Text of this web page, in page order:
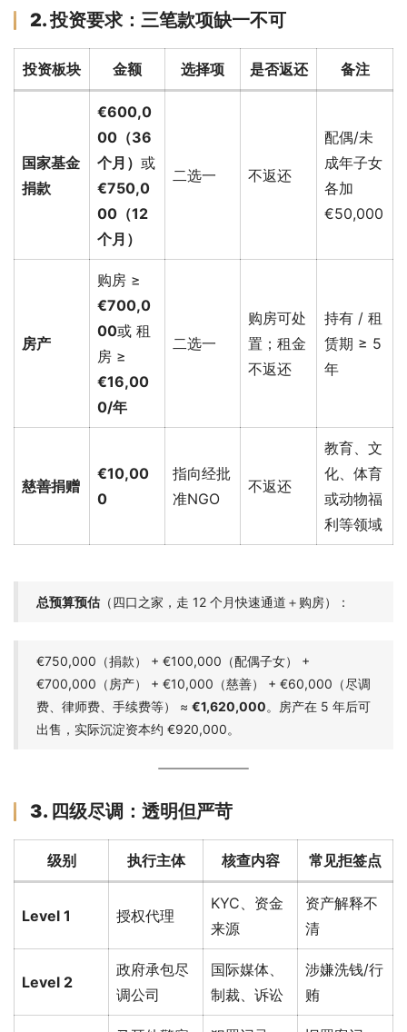
2. 投资要求：三笔款项缺一不可
投资板块 金额 选择项 是否返还 备注
国家基金
捐款
€600,0
00（36
个月） 或
€750,0
00（12
个月）
二选一 不返还
配偶/未
成年子女
各加
€50,000
房产
购房 ≥
€700,0
00或 租
房 ≥
€16,00
0/年
二选一
购房可处
置；租金
不返还
持有 / 租
赁期 ≥ 5
年
慈善捐赠
€10,00
0
指向经批
准NGO
不返还
教育、文
化、体育
或动物福
利等领域
总预算预估 （四口之家，走 12 个月快速通道＋购房）：
€750,000（捐款） + €100,000（配偶子女） +
€700,000（房产） + €10,000（慈善） + €60,000（尽调
费、律师费、手续费等） ≈ €1,620,000。房产在 5 年后可
出售，实际沉淀资本约 €920,000。
3. 四级尽调：透明但严苛
级别 执行主体 核查内容 常见拒签点
Level 1 授权代理
KYC、资金
来源
资产解释不
清
Level 2
政府承包尽
调公司
国际媒体、
制裁、诉讼
涉嫌洗钱/行
贿